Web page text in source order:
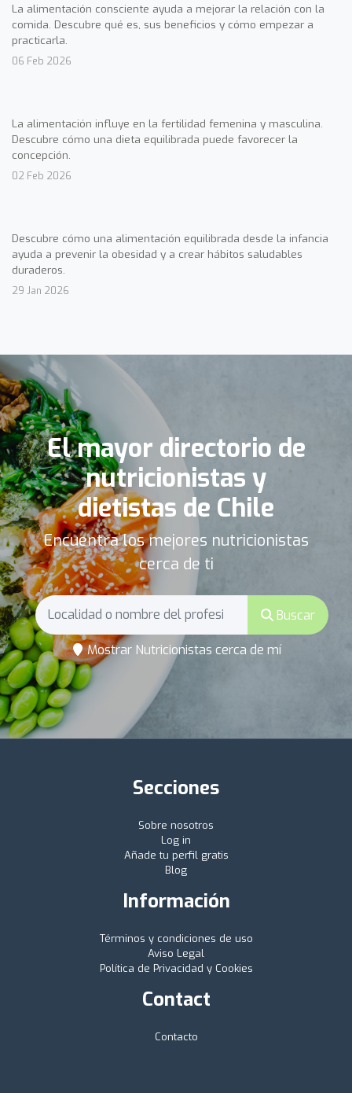
La alimentación consciente ayuda a mejorar la relación con la
comida. Descubre qué es, sus beneficios y cómo empezar a
practicarla.
06 Feb 2026
La alimentación influye en la fertilidad femenina y masculina.
Descubre cómo una dieta equilibrada puede favorecer la
concepción.
02 Feb 2026
Descubre cómo una alimentación equilibrada desde la infancia
ayuda a prevenir la obesidad y a crear hábitos saludables
duraderos.
29 Jan 2026
El mayor directorio de
nutricionistas y
dietistas de Chile
Encuentra los mejores nutricionistas
cerca de ti
Buscar
Mostrar Nutricionistas cerca de mí
Secciones
Sobre nosotros
Log in
Añade tu perfil gratis
Blog
Información
Términos y condiciones de uso
Aviso Legal
Política de Privacidad y Cookies
Contact
Contacto